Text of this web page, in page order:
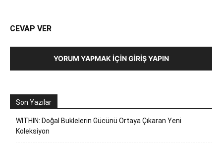
CEVAP VER
YORUM YAPMAK İÇIN GIRIŞ YAPIN
Son Yazılar
WITHIN: Doğal Buklelerin Gücünü Ortaya Çıkaran Yeni
Koleksiyon